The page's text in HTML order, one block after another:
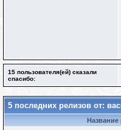
15 пользователя(ей) сказали
cпасибо:
5 последних релизов от:
Название